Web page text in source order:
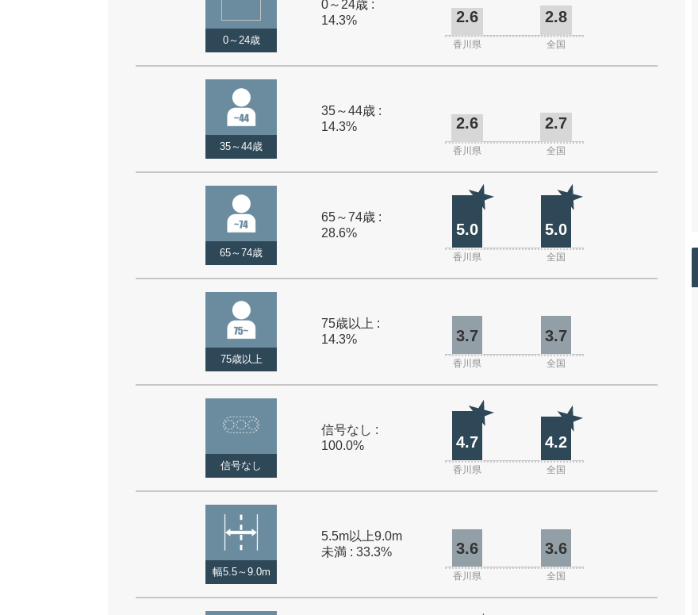
0～24歳
0～24歳 :
14.3%
2.6 2.8
香川県 全国
35～44歳
35～44歳 :
14.3%
2.6 2.7
香川県 全国
65～74歳
65～74歳 :
28.6%
5.0 5.0
香川県 全国
75歳以上
75歳以上 :
14.3%
3.7 3.7
香川県 全国
信号なし
信号なし :
100.0%
4.7 4.2
香川県 全国
幅5.5～9.0m
5.5m以上9.0m
未満 : 33.3%
3.6 3.6
香川県 全国